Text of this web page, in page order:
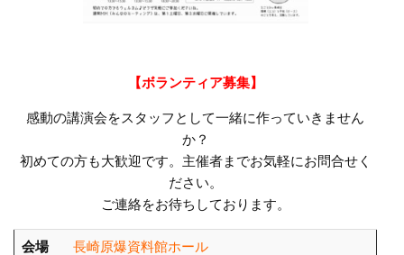
【ボランティア募集】
感動の講演会をスタッフとして一緒に作っていきません
か？
初めての方も大歓迎です。主催者までお気軽にお問合せく
ださい。
ご連絡をお待ちしております。
会場 長崎原爆資料館ホール